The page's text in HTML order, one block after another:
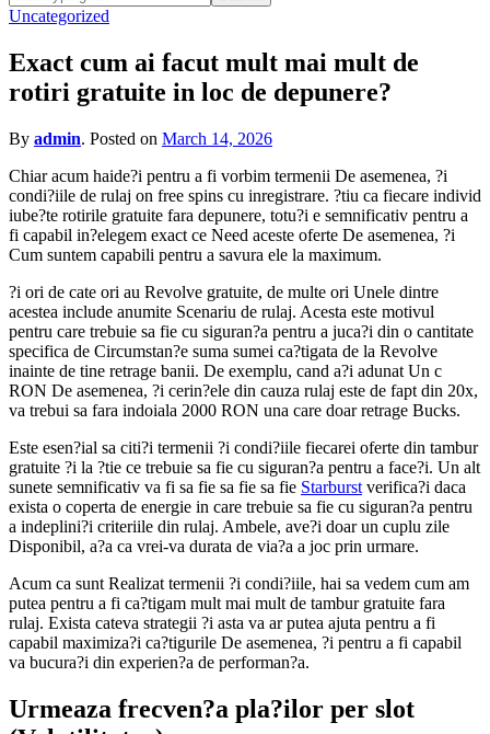
are
looking
for?
Uncategorized
Exact cum ai facut mult mai mult de
rotiri gratuite in loc de depunere?
By admin. Posted on March 14, 2026
Chiar acum haide?i pentru a fi vorbim termenii De asemenea, ?i
condi?iile de rulaj on free spins cu inregistrare. ?tiu ca fiecare individ
iube?te rotirile gratuite fara depunere, totu?i e semnificativ pentru a
fi capabil in?elegem exact ce Need aceste oferte De asemenea, ?i
Cum suntem capabili pentru a savura ele la maximum.
?i ori de cate ori au Revolve gratuite, de multe ori Unele dintre
acestea include anumite Scenariu de rulaj. Acesta este motivul
pentru care trebuie sa fie cu siguran?a pentru a juca?i din o cantitate
specifica de Circumstan?e suma sumei ca?tigata de la Revolve
inainte de tine retrage banii. De exemplu, cand a?i adunat Un c
RON De asemenea, ?i cerin?ele din cauza rulaj este de fapt din 20x,
va trebui sa fara indoiala 2000 RON una care doar retrage Bucks.
Este esen?ial sa citi?i termenii ?i condi?iile fiecarei oferte din tambur
gratuite ?i la ?tie ce trebuie sa fie cu siguran?a pentru a face?i. Un alt
sunete semnificativ va fi sa fie sa fie sa fie Starburst verifica?i daca
exista o coperta de energie in care trebuie sa fie cu siguran?a pentru
a indeplini?i criteriile din rulaj. Ambele, ave?i doar un cuplu zile
Disponibil, a?a ca vrei-va durata de via?a a joc prin urmare.
Acum ca sunt Realizat termenii ?i condi?iile, hai sa vedem cum am
putea pentru a fi ca?tigam mult mai mult de tambur gratuite fara
rulaj. Exista cateva strategii ?i asta va ar putea ajuta pentru a fi
capabil maximiza?i ca?tigurile De asemenea, ?i pentru a fi capabil
va bucura?i din experien?a de performan?a.
Urmeaza frecven?a pla?ilor per slot